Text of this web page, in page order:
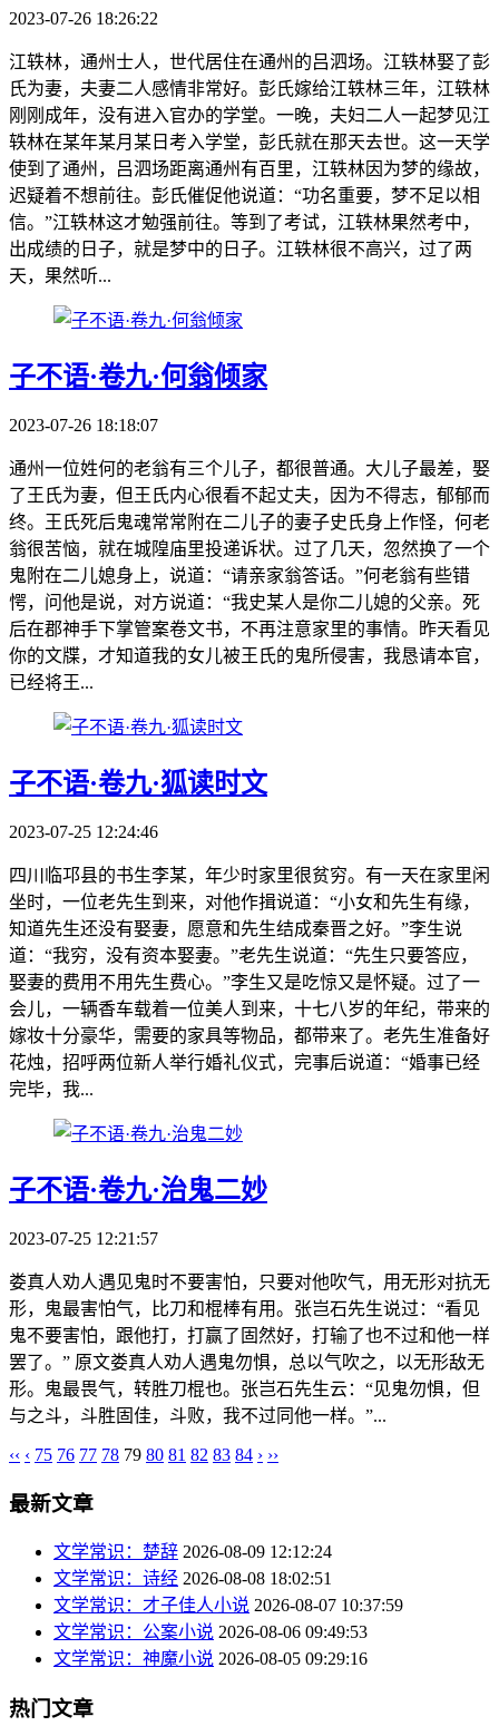
2023-07-26 18:26:22
江轶林，通州士人，世代居住在通州的吕泗场。江轶林娶了彭
氏为妻，夫妻二人感情非常好。彭氏嫁给江轶林三年，江轶林
刚刚成年，没有进入官办的学堂。一晚，夫妇二人一起梦见江
轶林在某年某月某日考入学堂，彭氏就在那天去世。这一天学
使到了通州，吕泗场距离通州有百里，江轶林因为梦的缘故，
迟疑着不想前往。彭氏催促他说道：“功名重要，梦不足以相
信。”江轶林这才勉强前往。等到了考试，江轶林果然考中，
出成绩的日子，就是梦中的日子。江轶林很不高兴，过了两
天，果然听...
子不语·卷九·何翁倾家
2023-07-26 18:18:07
通州一位姓何的老翁有三个儿子，都很普通。大儿子最差，娶
了王氏为妻，但王氏内心很看不起丈夫，因为不得志，郁郁而
终。王氏死后鬼魂常常附在二儿子的妻子史氏身上作怪，何老
翁很苦恼，就在城隍庙里投递诉状。过了几天，忽然换了一个
鬼附在二儿媳身上，说道：“请亲家翁答话。”何老翁有些错
愕，问他是说，对方说道：“我史某人是你二儿媳的父亲。死
后在郡神手下掌管案卷文书，不再注意家里的事情。昨天看见
你的文牒，才知道我的女儿被王氏的鬼所侵害，我恳请本官，
已经将王...
子不语·卷九·狐读时文
2023-07-25 12:24:46
四川临邛县的书生李某，年少时家里很贫穷。有一天在家里闲
坐时，一位老先生到来，对他作揖说道：“小女和先生有缘，
知道先生还没有娶妻，愿意和先生结成秦晋之好。”李生说
道：“我穷，没有资本娶妻。”老先生说道：“先生只要答应，
娶妻的费用不用先生费心。”李生又是吃惊又是怀疑。过了一
会儿，一辆香车载着一位美人到来，十七八岁的年纪，带来的
嫁妆十分豪华，需要的家具等物品，都带来了。老先生准备好
花烛，招呼两位新人举行婚礼仪式，完事后说道：“婚事已经
完毕，我...
子不语·卷九·治鬼二妙
2023-07-25 12:21:57
娄真人劝人遇见鬼时不要害怕，只要对他吹气，用无形对抗无
形，鬼最害怕气，比刀和棍棒有用。张岂石先生说过：“看见
鬼不要害怕，跟他打，打赢了固然好，打输了也不过和他一样
罢了。” 原文娄真人劝人遇鬼勿惧，总以气吹之，以无形敌无
形。鬼最畏气，转胜刀棍也。张岂石先生云：“见鬼勿惧，但
与之斗，斗胜固佳，斗败，我不过同他一样。”...
‹‹ ‹ 75 76 77 78 79 80 81 82 83 84 › ››
最新文章
文学常识：楚辞 2026-08-09 12:12:24
文学常识：诗经 2026-08-08 18:02:51
文学常识：才子佳人小说 2026-08-07 10:37:59
文学常识：公案小说 2026-08-06 09:49:53
文学常识：神魔小说 2026-08-05 09:29:16
热门文章